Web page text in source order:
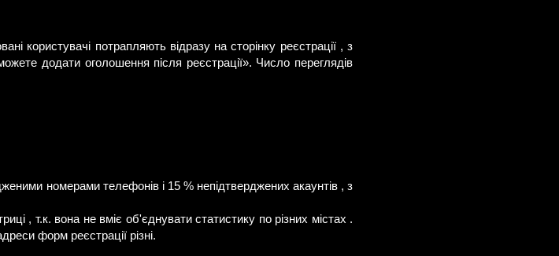
користувачі потрапляють відразу на сторінку реєстрації , з
додати оголошення після реєстрації». Число переглядів
номерами телефонів і 15 % непідтверджених акаунтів , з
, т.к. вона не вміє об'єднувати статистику по різних містах .
форм реєстрації різні.